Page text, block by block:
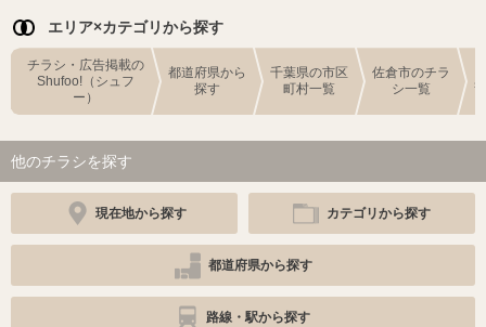
エリア×カテゴリから探す
チラシ・広告掲載の
Shufoo!（シュフ
ー）
都道府県から
探す
千葉県の市区
町村一覧
佐倉市のチラ
シ一覧
他のチラシを探す
現在地から探す カテゴリから探す
都道府県から探す
路線・駅から探す